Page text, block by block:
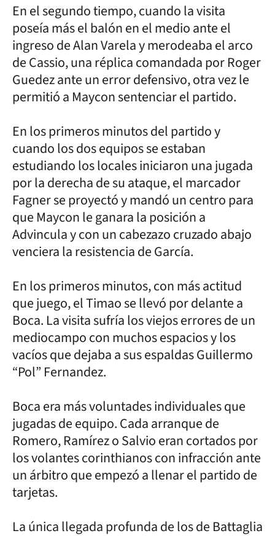
En el segundo tiempo, cuando la visita
poseía más el balón en el medio ante el
ingreso de Alan Varela y merodeaba el arco
de Cassio, una réplica comandada por Roger
Guedez ante un error defensivo, otra vez le
permitió a Maycon sentenciar el partido.
En los primeros minutos del partido y
cuando los dos equipos se estaban
estudiando los locales iniciaron una jugada
por la derecha de su ataque, el marcador
Fagner se proyectó y mandó un centro para
que Maycon le ganara la posición a
Advincula y con un cabezazo cruzado abajo
venciera la resistencia de García.
En los primeros minutos, con más actitud
que juego, el Timao se llevó por delante a
Boca. La visita sufría los viejos errores de un
mediocampo con muchos espacios y los
vacíos que dejaba a sus espaldas Guillermo
“Pol” Fernandez.
Boca era más voluntades individuales que
jugadas de equipo. Cada arranque de
Romero, Ramírez o Salvio eran cortados por
los volantes corinthianos con infracción ante
un árbitro que empezó a llenar el partido de
tarjetas.
La única llegada profunda de los de Battaglia